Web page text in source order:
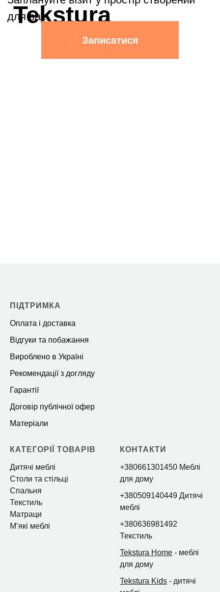
ПІДТРИМКА
Оплата і доставка
Відгуки та побажання
Вироблено в Україні
Рекомендації з догляду
Гарантії
Договір публічної офер
Матеріали
КАТЕГОРІЇ ТОВАРІВ
Дитячі меблі
Столи та стільці
Спальня
Текстиль
Матраци
Мʼякі меблі
КОНТАКТИ
+380661301450 Меблі
для дому
+380509140449 Дитячі
меблі
+380636981492
Текстиль
Tekstura Home - меблі
для дому
Tekstura Kids - дитячі